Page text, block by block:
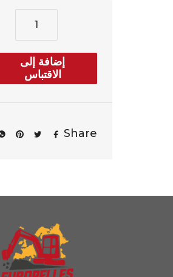
إضافة إلى
الاقتباس
Share